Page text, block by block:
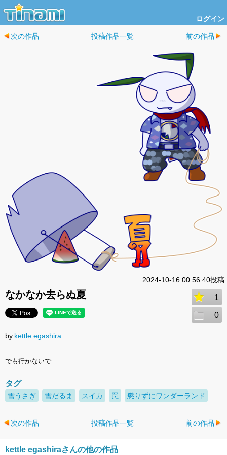
ログイン
次の作品 投稿作品一覧 前の作品
2024-10-16 00:56:40投稿
なかなか去らぬ夏 1
0
by. kettle egashira
でも行かないで
タグ
雪うさぎ 雪だるま スイカ 罠 懲りずにワンダーランド
次の作品 投稿作品一覧 前の作品
kettle egashiraさんの他の作品